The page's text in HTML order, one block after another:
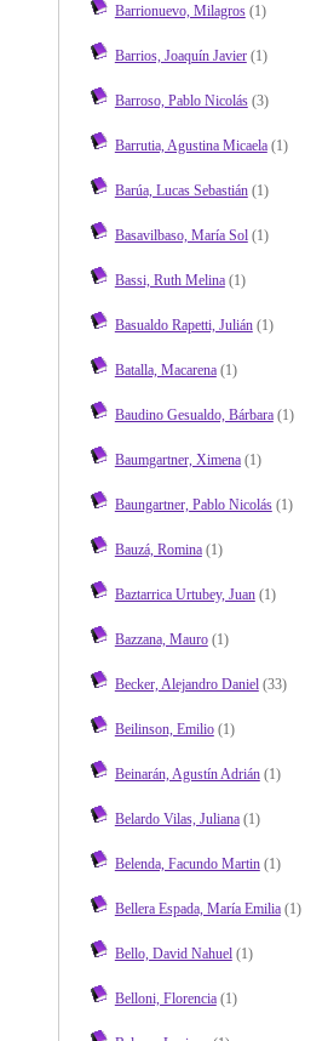
Barrionuevo, Milagros(1)
Barrios, Joaquín Javier(1)
Barroso, Pablo Nicolás(3)
Barrutia, Agustina Micaela(1)
Barúa, Lucas Sebastián(1)
Basavilbaso, María Sol(1)
Bassi, Ruth Melina(1)
Basualdo Rapetti, Julián(1)
Batalla, Macarena(1)
Baudino Gesualdo, Bárbara(1)
Baumgartner, Ximena(1)
Baungartner, Pablo Nicolás(1)
Bauzá, Romina(1)
Baztarrica Urtubey, Juan(1)
Bazzana, Mauro(1)
Becker, Alejandro Daniel(33)
Beilinson, Emilio(1)
Beinarán, Agustín Adrián(1)
Belardo Vilas, Juliana(1)
Belenda, Facundo Martin(1)
Bellera Espada, María Emilia(1)
Bello, David Nahuel(1)
Belloni, Florencia(1)